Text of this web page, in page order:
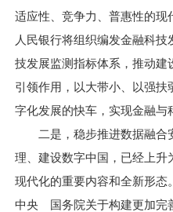
适应性、竞争力、普惠性的现
人民银行将组织编发金融科
技发展监测指标体系，推动
引领作用，以大带小、以强
字化发展的快车，实现金融与
二是，稳步推进数据融合
理、建设数字中国，已经上升
现代化的重要内容和全新形
中央 国务院关于构建更加完